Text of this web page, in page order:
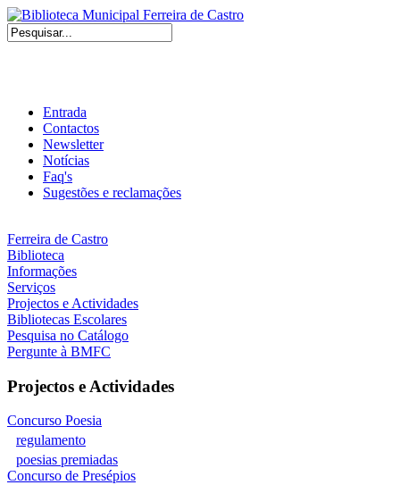
Entrada
Contactos
Newsletter
Notícias
Faq's
Sugestões e reclamações
Ferreira de Castro
Biblioteca
Informações
Serviços
Projectos e Actividades
Bibliotecas Escolares
Pesquisa no Catálogo
Pergunte à BMFC
Projectos e Actividades
Concurso Poesia
regulamento
poesias premiadas
Concurso de Presépios